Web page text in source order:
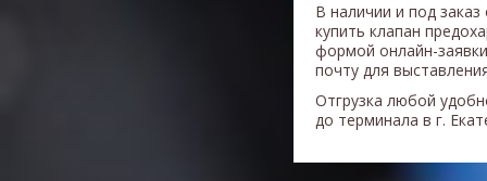
В наличии и под
купить клапан
формой онлайн-
почту для
Отгрузка любой
до терминала в г.